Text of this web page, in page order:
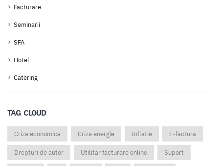
Facturare
Seminarii
SFA
Hotel
Catering
TAG CLOUD
Criza economica Criza energie Inflatie E-factura
Drepturi de autor Utilitar facturare online Suport